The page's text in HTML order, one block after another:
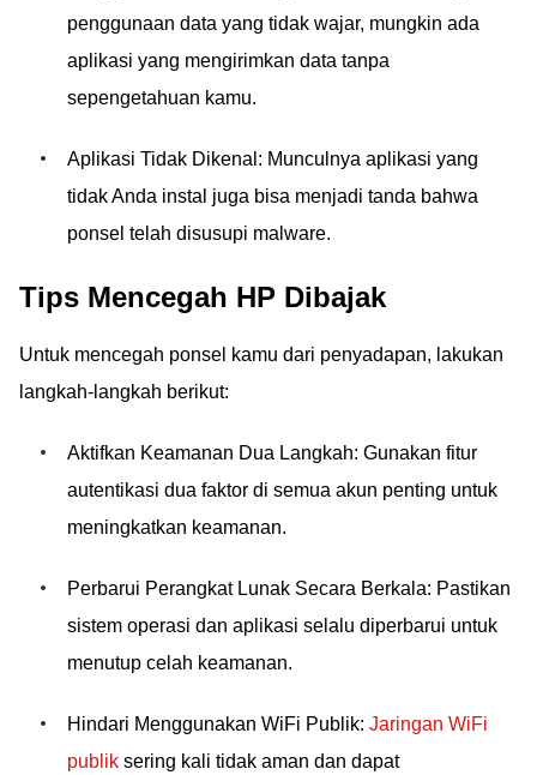
penggunaan data yang tidak wajar, mungkin ada
aplikasi yang mengirimkan data tanpa
sepengetahuan kamu.
Aplikasi Tidak Dikenal: Munculnya aplikasi yang
tidak Anda instal juga bisa menjadi tanda bahwa
ponsel telah disusupi malware.
Tips Mencegah HP Dibajak
Untuk mencegah ponsel kamu dari penyadapan, lakukan
langkah-langkah berikut:
Aktifkan Keamanan Dua Langkah: Gunakan fitur
autentikasi dua faktor di semua akun penting untuk
meningkatkan keamanan.
Perbarui Perangkat Lunak Secara Berkala: Pastikan
sistem operasi dan aplikasi selalu diperbarui untuk
menutup celah keamanan.
Hindari Menggunakan WiFi Publik: Jaringan WiFi
publik sering kali tidak aman dan dapat